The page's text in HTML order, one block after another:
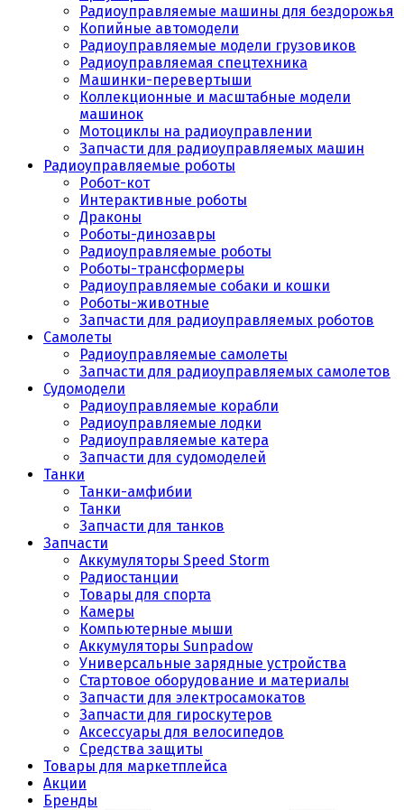
Радиоуправляемые машины для бездорожья
Копийные автомодели
Радиоуправляемые модели грузовиков
Радиоуправляемая спецтехника
Машинки-перевертыши
Коллекционные и масштабные модели
машинок
Мотоциклы на радиоуправлении
Запчасти для радиоуправляемых машин
Радиоуправляемые роботы
Робот-кот
Интерактивные роботы
Драконы
Роботы-динозавры
Радиоуправляемые роботы
Роботы-трансформеры
Радиоуправляемые собаки и кошки
Роботы-животные
Запчасти для радиоуправляемых роботов
Самолеты
Радиоуправляемые самолеты
Запчасти для радиоуправляемых самолетов
Судомодели
Радиоуправляемые корабли
Радиоуправляемые лодки
Радиоуправляемые катера
Запчасти для судомоделей
Танки
Танки-амфибии
Танки
Запчасти для танков
Запчасти
Аккумуляторы Speed Storm
Радиостанции
Товары для спорта
Камеры
Компьютерные мыши
Аккумуляторы Sunpadow
Универсальные зарядные устройства
Стартовое оборудование и материалы
Запчасти для электросамокатов
Запчасти для гироскутеров
Аксессуары для велосипедов
Средства защиты
Товары для маркетплейса
Акции
Бренды